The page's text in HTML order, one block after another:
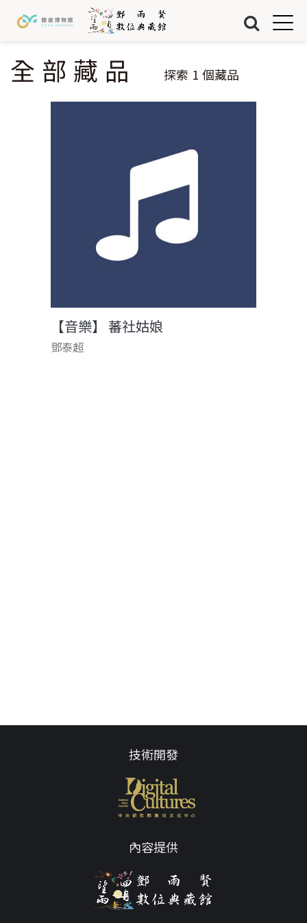
關於我們
Jump to Navigation
Jump to Main content
您在這裡
全部藏品 探索 1 個藏品
【音樂】 蕃社姑娘
鄧泰超
技術開發
內容提供